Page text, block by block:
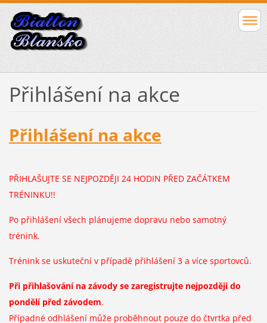
Přihlášení na akce
Přihlášení na akce
PŘIHLAŠUJTE SE NEJPOZDĚJI 24 HODIN PŘED ZAČÁTKEM
TRÉNINKU!!
Po přihlášení všech plánujeme dopravu nebo samotný
trénink.
Trénink se uskuteční v případě přihlášení 3 a více sportovců.
Při přihlašování na závody se zaregistrujte nejpozději do
pondělí před závodem.
Případné odhlášení může proběhnout pouze do čtvrtka před